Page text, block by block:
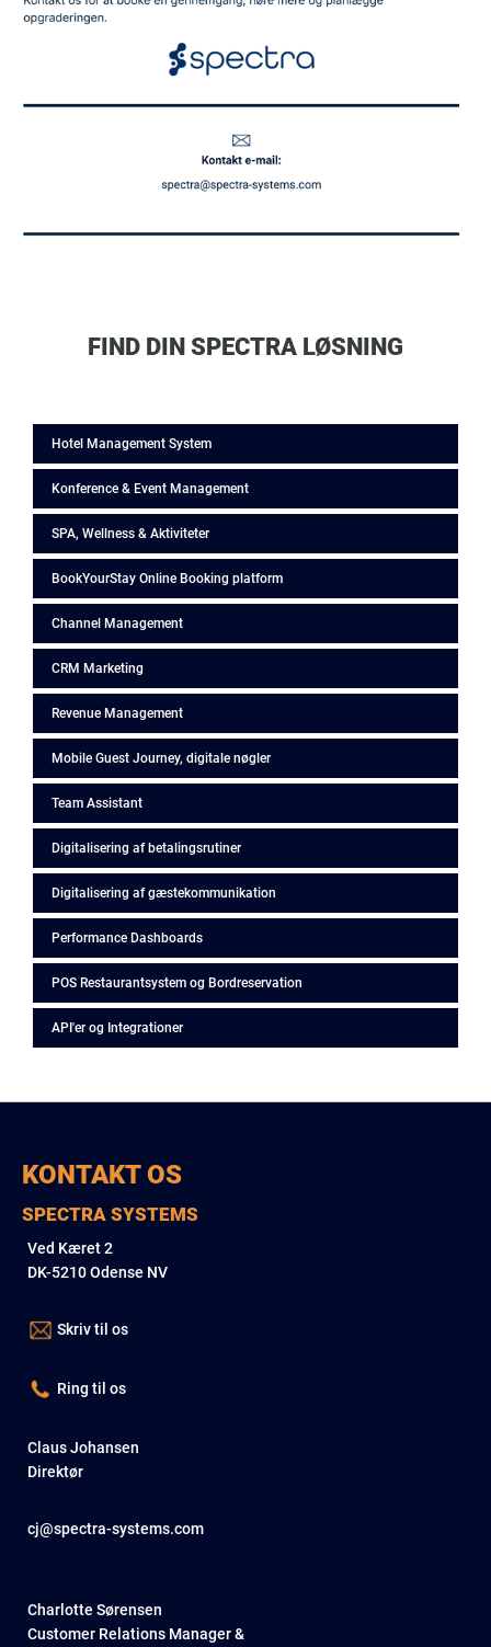
FIND DIN SPECTRA LØSNING
Hotel Management System
Konference & Event Management
SPA, Wellness & Aktiviteter
BookYourStay Online Booking platform
Channel Management
CRM Marketing
Revenue Management
Mobile Guest Journey, digitale nøgler
Team Assistant
Digitalisering af betalingsrutiner
Digitalisering af gæstekommunikation
Performance Dashboards
POS Restaurantsystem og Bordreservation
API'er og Integrationer
KONTAKT OS
SPECTRA SYSTEMS
Ved Kæret 2
DK-5210 Odense NV
Skriv til os
Ring til os
Claus Johansen
Direktør
cj@spectra-systems.com
Charlotte Sørensen
Customer Relations Manager &